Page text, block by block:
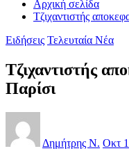
Αρχική σελίδα
Τζιχαντιστής
Ειδήσεις Τελευταία Νέα
Τζιχαντιστής
Παρίσι
Δημήτρης Ν. Οκτ